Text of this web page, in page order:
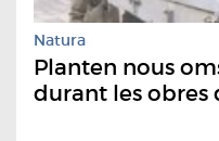
Natura
Planten nous
durant les obres